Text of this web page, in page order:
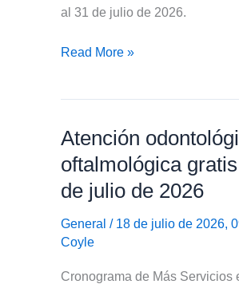
al 31 de julio de 2026.
Atención
gratis
del
27
al
31
de
de
Read More »
Atención
oftalmológica
de julio de 2026
General / 18 de julio de 2026,
Coyle
Cronograma de Más Servicios